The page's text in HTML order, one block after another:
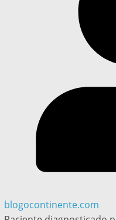
blogocontinente.com